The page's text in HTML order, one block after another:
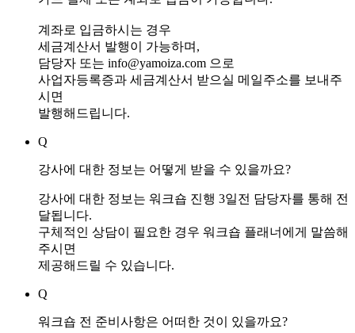
계좌로 입금하시는 경우
세금계산서 발행이 가능하며,
담당자 또는 info@yamoiza.com 으로
사업자등록증과 세금계산서 받으실 메일주소를 보내주
시면
발행해드립니다.
Q
강사에 대한 정보는 어떻게 받을 수 있을까요?
강사에 대한 정보는 워크숍 진행 3일전 담당자를 통해 전
달됩니다.
구체적인 상담이 필요한 경우 워크숍 플래너에게 말씀해
주시면
제공해드릴 수 있습니다.
Q
워크숍 전 준비사항은 어떠한 것이 있을까요?